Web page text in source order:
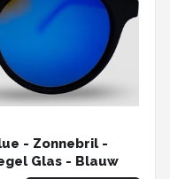
- Zonnebril -
Glas - Blauw